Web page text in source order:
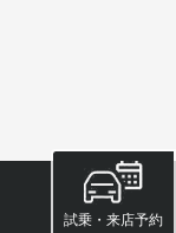
試乗・来店予約